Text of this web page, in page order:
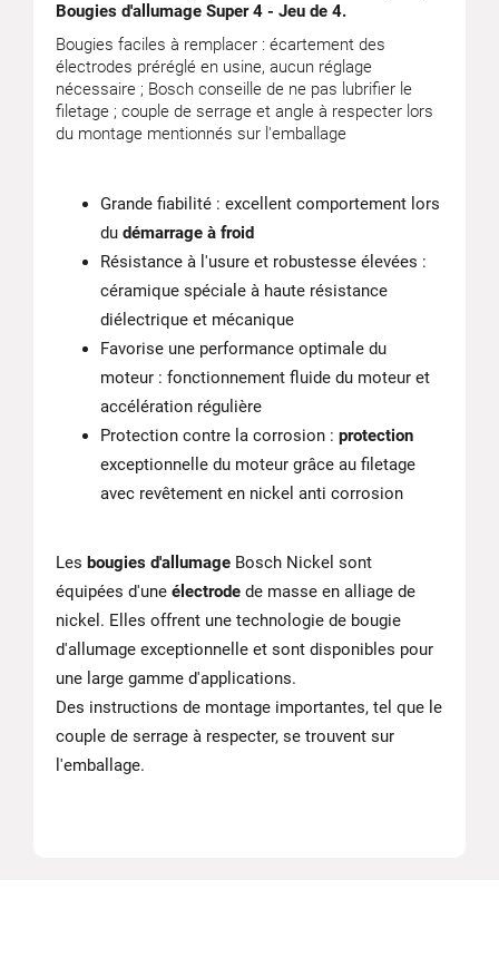
Bougies d'allumage Super 4 - Jeu de 4.
Bougies faciles à remplacer : écartement des
électrodes préréglé en usine, aucun réglage
nécessaire ; Bosch conseille de ne pas lubrifier le
filetage ; couple de serrage et angle à respecter lors
du montage mentionnés sur l'emballage
Grande fiabilité : excellent comportement lors
du démarrage à froid
Résistance à l'usure et robustesse élevées :
céramique spéciale à haute résistance
diélectrique et mécanique
Favorise une performance optimale du
moteur : fonctionnement fluide du moteur et
accélération régulière
Protection contre la corrosion : protection
exceptionnelle du moteur grâce au filetage
avec revêtement en nickel anti corrosion
Les bougies d'allumage Bosch Nickel sont
équipées d'une électrode de masse en alliage de
nickel. Elles offrent une technologie de bougie
d'allumage exceptionnelle et sont disponibles pour
une large gamme d'applications.
Des instructions de montage importantes, tel que le
couple de serrage à respecter, se trouvent sur
l'emballage.